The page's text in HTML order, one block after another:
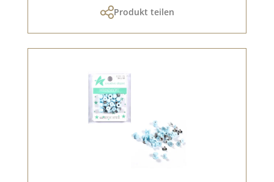
Produkt teilen